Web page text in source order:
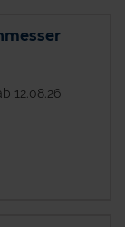
12.08.26